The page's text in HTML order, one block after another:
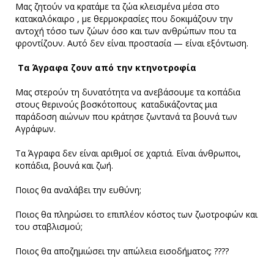
Μας ζητούν να κρατάμε τα ζώα κλεισμένα μέσα στο
κατακαλόκαιρο , με θερμοκρασίες που δοκιμάζουν την
αντοχή τόσο των ζώων όσο και των ανθρώπων που τα
φροντίζουν. Αυτό δεν είναι προστασία — είναι εξόντωση.
Τα Άγραφα ζουν από την κτηνοτροφία
Μας στερούν τη δυνατότητα να ανεβάσουμε τα κοπάδια
στους θερινούς βοσκότοπους καταδικάζοντας μια
παράδοση αιώνων που κράτησε ζωντανά τα βουνά των
Αγράφων.
Τα Άγραφα δεν είναι αριθμοί σε χαρτιά. Είναι άνθρωποι,
κοπάδια, βουνά και ζωή.
Ποιος θα αναλάβει την ευθύνη;
Ποιος θα πληρώσει το επιπλέον κόστος των ζωοτροφών και
του σταβλισμού;
Ποιος θα αποζημιώσει την απώλεια εισοδήματος; ????